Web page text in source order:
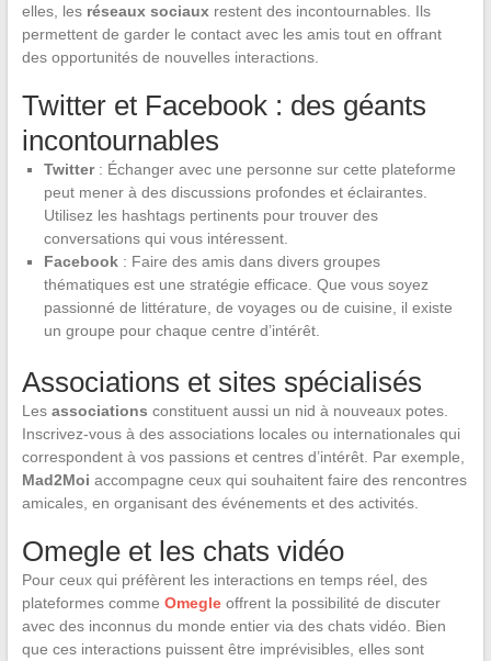
elles, les réseaux sociauxrestent des incontournables. Ils
permettent de garder le contact avec les amis tout en offrant
des opportunités de nouvelles interactions.
Twitter et Facebook : des géants
incontournables
Twitter: Échanger avec une personne sur cette plateforme
peut mener à des discussions profondes et éclairantes.
Utilisez les hashtags pertinents pour trouver des
conversations qui vous intéressent.
Facebook: Faire des amis dans divers groupes
thématiques est une stratégie efficace. Que vous soyez
passionné de littérature, de voyages ou de cuisine, il existe
un groupe pour chaque centre d’intérêt.
Associations et sites spécialisés
Les associations constituent aussi un nid à nouveaux potes.
Inscrivez-vous à des associations locales ou internationales qui
correspondent à vos passions et centres d’intérêt. Par exemple,
Mad2Moi accompagne ceux qui souhaitent faire des rencontres
amicales, en organisant des événements et des activités.
Omegle et les chats vidéo
Pour ceux qui préfèrent les interactions en temps réel, des
plateformes comme Omegleoffrent la possibilité de discuter
avec des inconnus du monde entier via des chats vidéo. Bien
que ces interactions puissent être imprévisibles, elles sont